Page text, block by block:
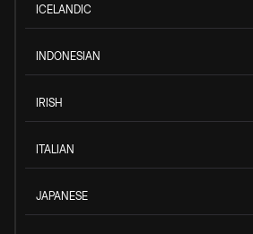
ICELANDIC
INDONESIAN
IRISH
ITALIAN
JAPANESE